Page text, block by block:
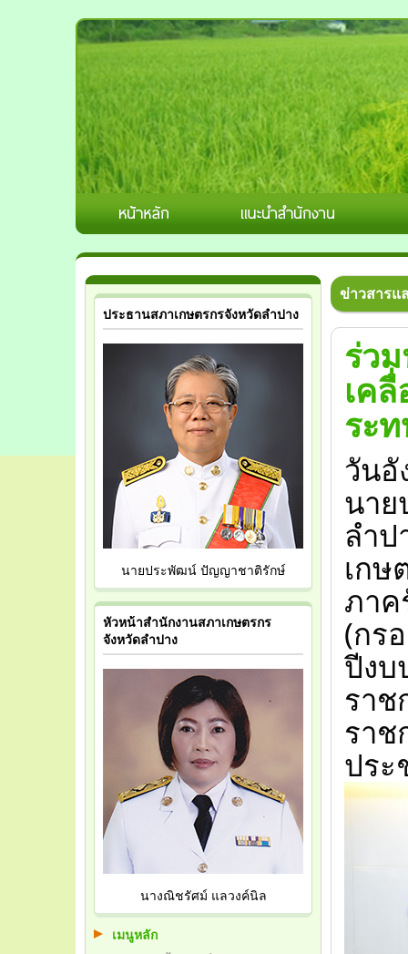
ประธานสภาเกษตรกรจังหวัดลำปาง
นายประพัฒน์ ปัญญาชาติรักษ์
หัวหน้าสำนักงานสภาเกษตรกร
จังหวัดลำปาง
นางณิชรัศม์ แลวงค์นิล
เมนูหลัก
ข่าวสารแ
ร่ว
เค
ระ
วันอั
นา
ลำ
เกษ
ภาค
(กร
ปีงบ
ราช
ราช
ประ